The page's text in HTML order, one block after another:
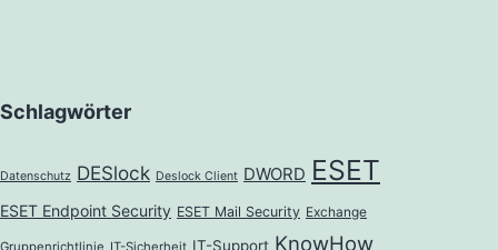
Schlagwörter
Datenschutz DESlock Deslock Client DWORD ESET
ESET Endpoint Security ESET Mail Security Exchange
Gruppenrichtlinie IT-Sicherheit IT-Support KnowHow